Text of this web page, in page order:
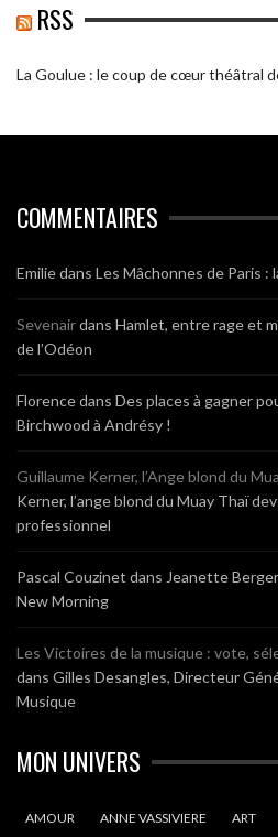
RSS
La Goulue : le coup de cœur théâtral
COMMENTAIRES
Emiliedans Les Mâchonnes de Paris :
Sevenairdans Hamlet, entre rage et
de l’Odéon
Florencedans Des places à gagner
Birchwood à Andrésy !
Guillaume Kerner, l’Ange blond du
Kerner, l’ange blond du Muay Thaï
professionnel
Pascal Couzinet dans Jeanette
New Morning
Les Victoires de la musique : vote,
dans Gilles Desangles, Directeur
Musique
MON UNIVERS
AMOUR ANNE VASSIVIERE ART